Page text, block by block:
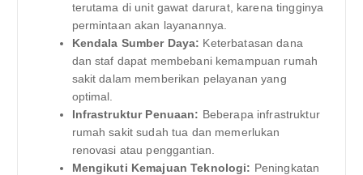
terutama di unit gawat darurat, karena tingginya
permintaan akan layanannya.
Kendala Sumber Daya: Keterbatasan dana
dan staf dapat membebani kemampuan rumah
sakit dalam memberikan pelayanan yang
optimal.
Infrastruktur Penuaan: Beberapa infrastruktur
rumah sakit sudah tua dan memerlukan
renovasi atau penggantian.
Mengikuti Kemajuan Teknologi: Peningkatan